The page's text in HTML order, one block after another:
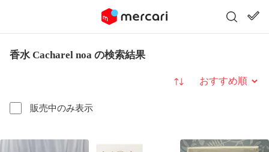
香水 Cacharel noa の検索結果
販売中のみ表示
並び替え